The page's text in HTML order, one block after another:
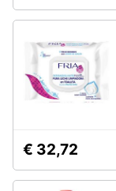
€ 32,72